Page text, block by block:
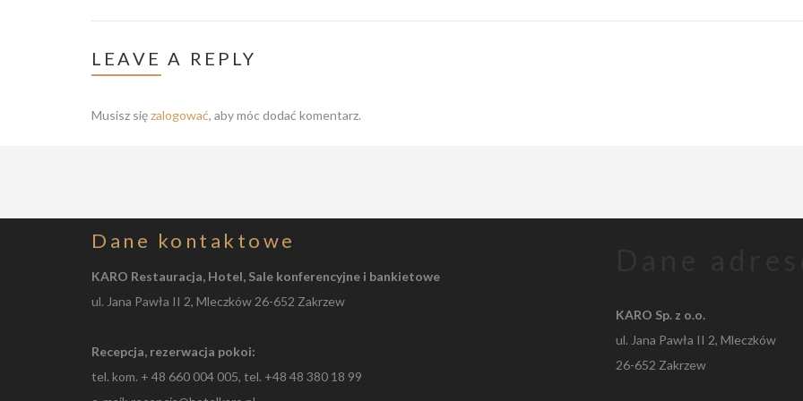
LEAVE A REPLY
Musisz sięzalogować, aby móc dodać komentarz.
Dane kontaktowe
KARO Restauracja, Hotel, Sale konferencyjne i bankietowe
ul. Jana Pawła II 2, Mleczków 26-652 Zakrzew
Recepcja, rezerwacja pokoi:
tel. kom. + 48 660 004 005, tel. +48 48 380 18 99
KARO Sp. z o.o.
ul. Jana Pawła II 2, Mleczków
26-652 Zakrzew